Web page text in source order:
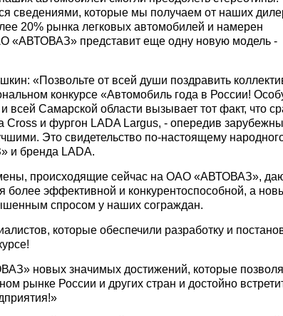
сведениями, которые мы получаем от наших
20% рынка легковых автомобилей и намерен
«АВТОВАЗ» представит еще одну новую модель -
«Позвольте от всей души поздравить
конкурсе «Автомобиль года в России!
всей Самарской области вызывает тот факт, что
и фургон LADA Largus, - опередив
Это свидетельство по-настоящему
и бренда LADA.
происходящие сейчас на ОАО «АВТОВАЗ»,
более эффективной и конкурентоспособной, а
спросом у наших сограждан.
которые обеспечили разработку и
новых значимых достижений, которые
рынке России и других стран и достойно